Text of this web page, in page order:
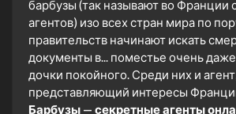
барбузы (так называют во Франции
агентов) изо всех стран мира по
правительств начинают искать
документы в... поместье очень
дочки покойного. Среди них и
представляющий интересы
Барбузы — секретные агенты